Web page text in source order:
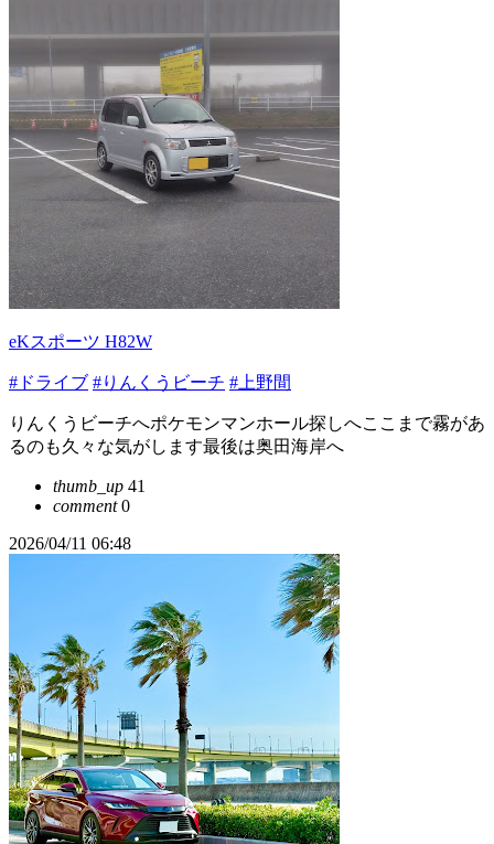
eKスポーツ H82W
#ドライブ #りんくうビーチ #上野間
りんくうビーチへポケモンマンホール探しへここまで霧があ
るのも久々な気がします最後は奥田海岸へ
thumb_up 41
comment0
2026/04/11 06:48